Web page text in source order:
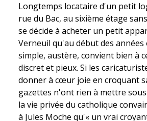
Longtemps locataire d'un petit
rue du Bac, au sixième étage
se décide à acheter un petit
Verneuil qu'au début des années
simple, austère, convient bien à
discret et pieux. Si les
donner à cœur joie en croquant
gazettes n'ont rien à mettre
la vie privée du catholique
à Jules Moche qu'« un vrai